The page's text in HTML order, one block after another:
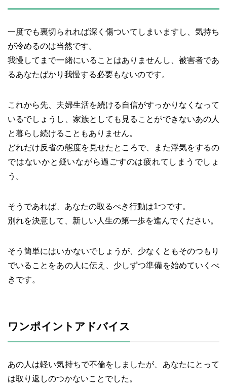
一度でも裏切られれば深く傷ついてしまいますし、気持ち
が冷めるのは当然です。
我慢してまで一緒にいることはありませんし、被害者であ
るあなたばかり我慢する必要もないのです。
これから先、夫婦生活を続ける自信がすっかりなくなって
いるでしょうし、家族としても見ることができないあの人
と暮らし続けることもありません。
どれだけ反省の態度を見せたところで、また浮気をするの
ではないかと疑いながら過ごすのは疲れてしまうでしょ
う。
そうであれば、あなたの取るべき行動は1つです。
別れを決意して、新しい人生の第一歩を進んでください。
そう簡単にはいかないでしょうが、少なくともそのつもり
でいることをあの人に伝え、少しずつ準備を始めていくべ
きです。
ワンポイントアドバイス
あの人は軽い気持ちで不倫をしましたが、あなたにとって
は取り返しのつかないことでした。